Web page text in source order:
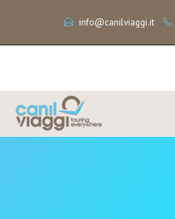
info@canilviaggi.it